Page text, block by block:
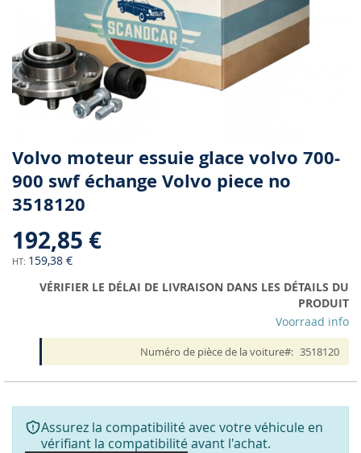
Skip
to
the
beginning
the
images
gallery
Volvo moteur essuie glace volvo 700-
900 swf échange Volvo piece no
3518120
192,85 €
159,38 €
VÉRIFIER LE DÉLAI DE LIVRAISON DANS LES DÉTAILS DU
PRODUIT
Voorraad info
Numéro de pièce de la voiture 3518120
Assurez la compatibilité avec votre véhicule en
vérifiant la compatibilité avant l'achat.